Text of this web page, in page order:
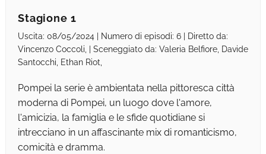
Stagione 1
Uscita: 08/05/2024 | Numero di episodi: 6 | Diretto da:
Vincenzo Coccoli, | Sceneggiato da: Valeria Belfiore, Davide
Santocchi, Ethan Riot,
Pompei la serie è ambientata nella pittoresca città
moderna di Pompei, un luogo dove l'amore,
l'amicizia, la famiglia e le sfide quotidiane si
intrecciano in un affascinante mix di romanticismo,
comicità e dramma.